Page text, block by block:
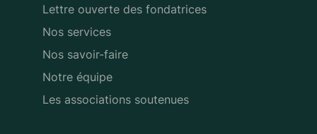
Lettre ouverte des fondatrices
Nos services
Nos savoir-faire
Notre équipe
Les associations soutenues